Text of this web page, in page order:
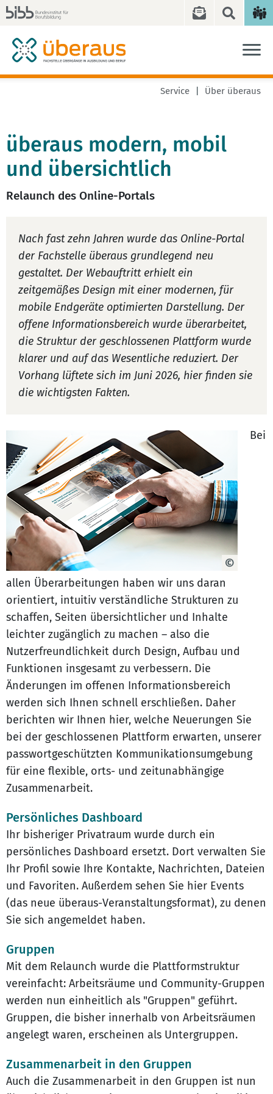
Service Über überaus
überaus modern, mobil
und übersichtlich
Relaunch des Online-Portals
Nach fast zehn Jahren wurde das Online-Portal
der Fachstelle überaus grundlegend neu
gestaltet. Der Webauftritt erhielt ein
zeitgemäßes Design mit einer modernen, für
mobile Endgeräte optimierten Darstellung. Der
offene Informationsbereich wurde überarbeitet,
die Struktur der geschlossenen Plattform wurde
klarer und auf das Wesentliche reduziert. Der
Vorhang lüftete sich im Juni 2026, hier finden sie
die wichtigsten Fakten.
Bei
allen Überarbeitungen haben wir uns daran
orientiert, intuitiv verständliche Strukturen zu
schaffen, Seiten übersichtlicher und Inhalte
leichter zugänglich zu machen – also die
Nutzerfreundlichkeit durch Design, Aufbau und
Funktionen insgesamt zu verbessern. Die
Änderungen im offenen Informationsbereich
werden sich Ihnen schnell erschließen. Daher
berichten wir Ihnen hier, welche Neuerungen Sie
bei der geschlossenen Plattform erwarten, unserer
passwortgeschützten Kommunikationsumgebung
für eine flexible, orts- und zeitunabhängige
Zusammenarbeit.
Persönliches Dashboard
Ihr bisheriger Privatraum wurde durch ein
persönliches Dashboard ersetzt. Dort verwalten Sie
Ihr Profil sowie Ihre Kontakte, Nachrichten, Dateien
und Favoriten. Außerdem sehen Sie hier Events
(das neue überaus-Veranstaltungsformat), zu denen
Sie sich angemeldet haben.
Gruppen
Mit dem Relaunch wurde die Plattformstruktur
vereinfacht: Arbeitsräume und Community-Gruppen
werden nun einheitlich als "Gruppen" geführt.
Gruppen, die bisher innerhalb von Arbeitsräumen
angelegt waren, erscheinen als Untergruppen.
Zusammenarbeit in den Gruppen
Auch die Zusammenarbeit in den Gruppen ist nun